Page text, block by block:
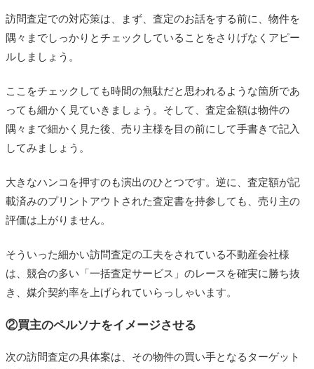
訪問査定での対応策は、まず、査定のお話をする前に、物件を
隅々までしっかりとチェックしていることをさりげなくアピー
ルしましょう。
ここをチェックしても時間の無駄だと思われるような箇所であ
っても細かく見ていきましょう。そして、査定金額は物件の
隅々まで細かく見た後、売り主様を目の前にして手書きで記入
してみましょう。
大きなハンコを押すのも演出のひとつです。逆に、査定額が記
載済みのプリントアウトされた査定書を持参しても、売り主の
評価は上がりません。
そういった細かい訪問査定の工夫をされている不動産会社様
は、競合の多い「一括査定サービス」のレースを確実に勝ち抜
き、媒介契約率を上げられていらっしゃいます。
②買主のペルソナをイメージさせる
次の訪問査定の具体案は、その物件の買い手となるターゲット